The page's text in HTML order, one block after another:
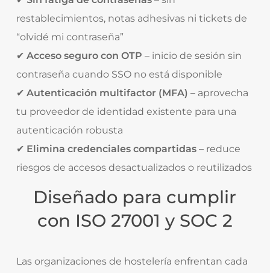
restablecimientos, notas adhesivas ni tickets de
“olvidé mi contraseña”
✔ Acceso seguro con OTP – inicio de sesión sin
contraseña cuando SSO no está disponible
✔ Autenticación multifactor (MFA) – aprovecha
tu proveedor de identidad existente para una
autenticación robusta
✔ Elimina credenciales compartidas– reduce
riesgos de accesos desactualizados o reutilizados
Diseñado para cumplir
con ISO 27001 y SOC 2
Las organizaciones de hostelería enfrentan cada